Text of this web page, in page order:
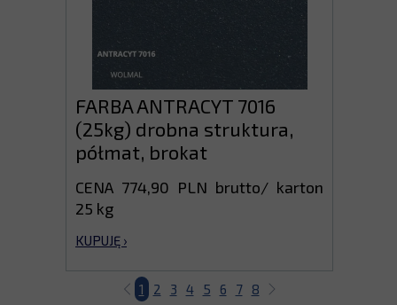
FARBA ANTRACYT 7016
(25kg) drobna struktura,
półmat, brokat
CENA 774,90 PLN brutto/ karton
25 kg
KUPUJĘ ›
1 2 3 4 5 6 7 8